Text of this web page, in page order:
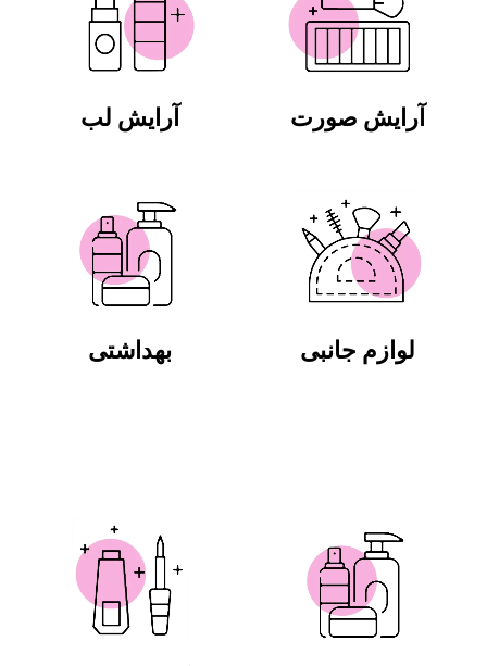
آرایش صورت
لوازم جانبی
آرایش لب
بهداشتی